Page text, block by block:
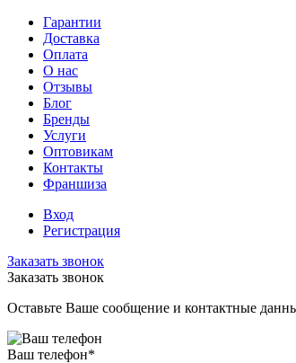
Гарантии
Доставка
Оплата
О нас
Отзывы
Блог
Бренды
Услуги
Оптовикам
Контакты
Франшиза
Вход
Регистрация
Заказать звонок
Заказать звонок
Оставьте Ваше сообщение и контактные
Ваш телефон*